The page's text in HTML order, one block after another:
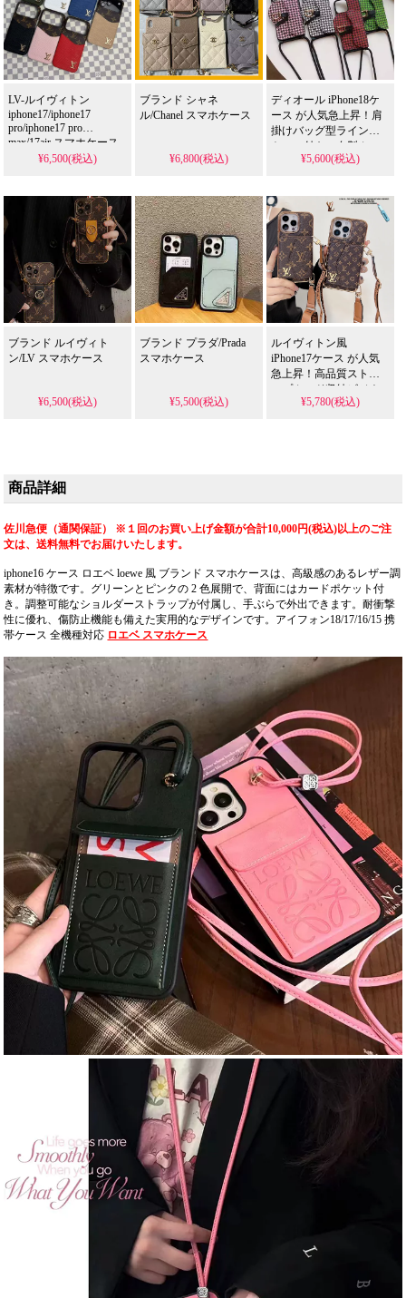
LV-ルイヴィトン
iphone17/iphone17
pro/iphone17 pro
max/17air スマホケース
¥6,500(税込)
ブランド シャネ
ル/Chanel スマホケース
¥6,800(税込)
ディオール iPhone18ケ
ース が人気急上昇！肩
掛けバッグ型ラインス
トーン付き、布製カー
ド収納完備。
も注目するかわいいデ
ザイン。耐衝撃＆防水
機能で実用性抜群、格
安価格で
iPhone17pro/16promaxケ
ースとしてもおすすめ
の多機能アイテム！
¥5,600(税込)
ブランド ルイヴィト
ン/LV スマホケース
¥6,500(税込)
ブランド プラダ/Prada
スマホケース
¥5,500(税込)
ルイヴィトン風
iPhone17ケース が人気
急上昇！高品質ストラ
ップカード収納ビジネ
ス風大人気おしゃれデ
iPhone16pro/15promaxケ
行りの最先端を行く一
品。（カード入れケー
ス・ショルダー）
¥5,780(税込)
商品詳細
佐川急便（通関保証） ※１回のお買い上げ金額が合計10,000円(税込)以上のご注
文は、送料無料でお届けいたします。
iphone16 ケース ロエベ loewe 風 ブランド スマホケースは、高級感のあるレザー調
素材が特徴です。グリーンとピンクの 2 色展開で、背面にはカードポケット付
き。調整可能なショルダーストラップが付属し、手ぶらで外出できます。耐衝撃
性に優れ、傷防止機能も備えた実用的なデザインです。アイフォン18/17/16/15 携
帯ケース 全機種対応 ロエベ スマホケース